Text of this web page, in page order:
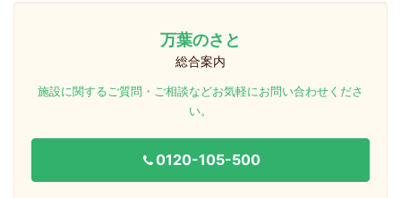
万葉のさと
総合案内
施設に関するご質問・ご相談などお気軽にお問い合わせくださ
い。
0120-105-500